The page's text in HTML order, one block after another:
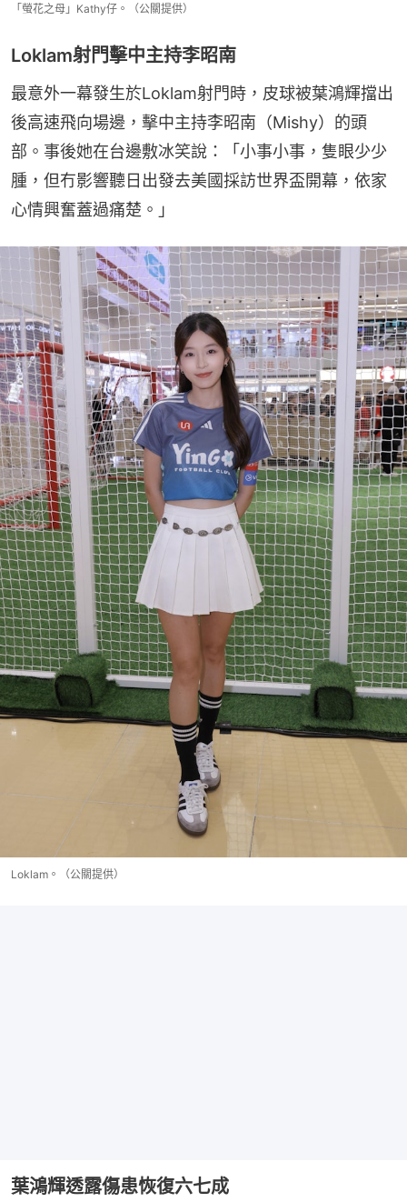
「螢花之母」Kathy仔。（公關提供）
Loklam射門擊中主持李昭南
最意外一幕發生於Loklam射門時，皮球被葉鴻輝擋出
後高速飛向場邊，擊中主持李昭南（Mishy）的頭
部。事後她在台邊敷冰笑說：「小事小事，隻眼少少
腫，但冇影響聽日出發去美國採訪世界盃開幕，依家
心情興奮蓋過痛楚。」
Loklam。（公關提供）
葉鴻輝透露傷患恢復六七成